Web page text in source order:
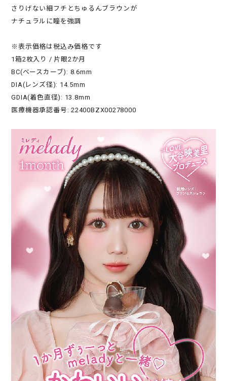
さりげない細フチとちゅるんブラウンが
ナチュラルに瞳を強調
※表示価格は税込み価格です
1箱2枚入り / 片眼2か月
BC(ベースカーブ): 8.6mm
DIA(レンズ径): 14.5mm
GDIA(着色直径): 13.8mm
医療機器承認番号: 22400BZX00278000